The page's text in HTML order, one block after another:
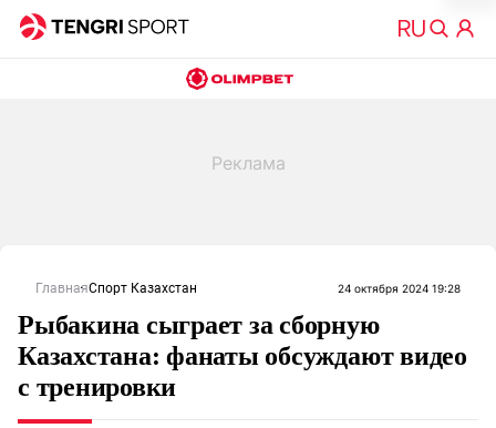
ГлавнаяСпорт Казахстан 24 октября 2024 19:28
Рыбакина сыграет за сборную
Казахстана: фанаты обсуждают видео
с тренировки